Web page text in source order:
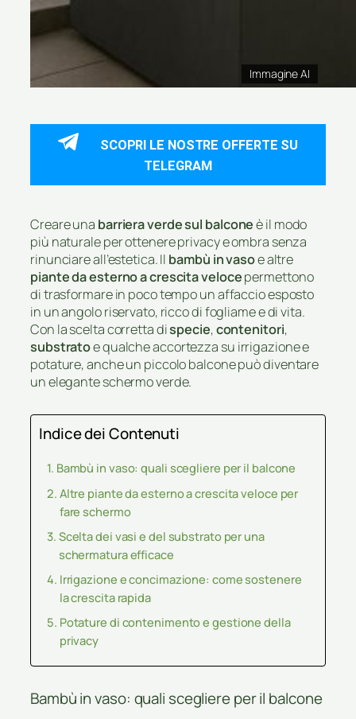
Immagine AI
SCOPRI LE NOSTRE OFFERTE SU
TELEGRAM
Creare una barriera verde sul balconeè il modo
più naturale per ottenere privacy e ombra senza
rinunciare all’estetica. Il bambù in vasoe altre
piante da esterno a crescita velocepermettono
di trasformare in poco tempo un affaccio esposto
in un angolo riservato, ricco di fogliame e di vita.
Con la scelta corretta dispecie,contenitori,
substratoe qualche accortezza su irrigazione e
potature, anche un piccolo balcone può diventare
un elegante schermo verde.
Indice dei Contenuti
Bambù in vaso: quali scegliere per il balcone
Altre piante da esterno a crescita veloce per
fare schermo
Scelta dei vasi e del substrato per una
schermatura efficace
Irrigazione e concimazione: come sostenere
la crescita rapida
Potature di contenimento e gestione della
privacy
Bambù in vaso: quali scegliere per il balcone